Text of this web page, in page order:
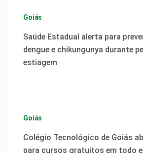
Goiás
Saúde Estadual alerta para
dengue e chikungunya durante
estiagem
Goiás
Colégio Tecnológico de Goiás
para cursos gratuitos em todo